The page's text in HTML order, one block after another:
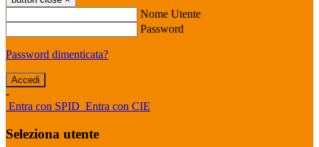
Nome Utente
Password
Password dimenticata?
-
Entra con SPID Entra con CIE
Seleziona utente